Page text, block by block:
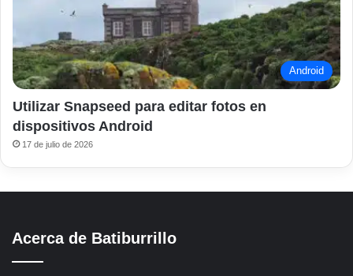
Android
Utilizar Snapseed para editar fotos en
dispositivos Android
17 de julio de 2026
Acerca de Batiburrillo